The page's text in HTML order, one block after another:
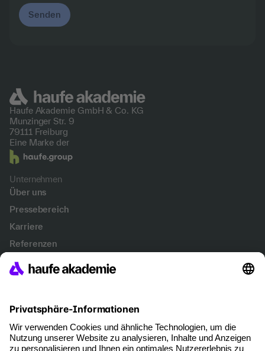
Haufe Akademie GmbH & Co. KG
Munzinger Str. 9
79111 Freiburg
Eine Marke der
Unternehmen
Über uns
Pressebereich
Karriere
Referenzen
Soziale Verantwortung
Fakten
Newsletter
Account Management